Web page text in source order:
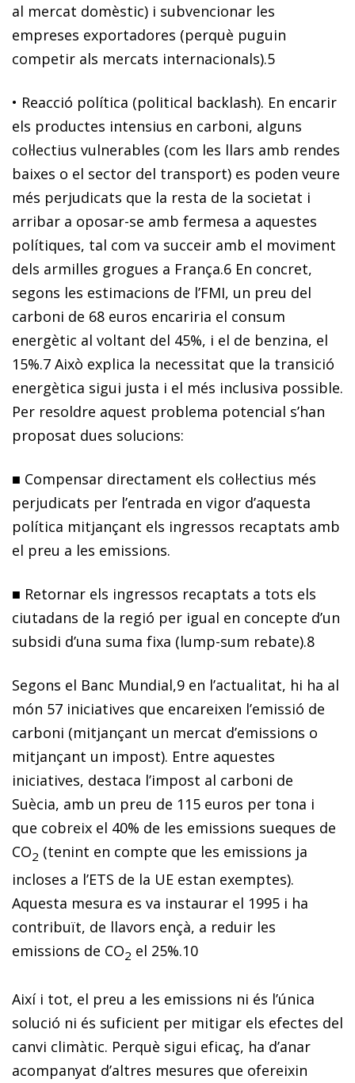
al mercat domèstic) i subvencionar les
empreses exportadores (perquè puguin
competir als mercats internacionals).5
• Reacció política (political backlash). En encarir
els productes intensius en carboni, alguns
col·lectius vulnerables (com les llars amb rendes
baixes o el sector del transport) es poden veure
més perjudicats que la resta de la societat i
arribar a oposar-se amb fermesa a aquestes
polítiques, tal com va succeir amb el moviment
dels armilles grogues a França.6 En concret,
segons les estimacions de l’FMI, un preu del
carboni de 68 euros encariria el consum
energètic al voltant del 45%, i el de benzina, el
15%.7 Això explica la necessitat que la transició
energètica sigui justa i el més inclusiva possible.
Per resoldre aquest problema potencial s’han
proposat dues solucions:
■ Compensar directament els col·lectius més
perjudicats per l’entrada en vigor d’aquesta
política mitjançant els ingressos recaptats amb
el preu a les emissions.
■ Retornar els ingressos recaptats a tots els
ciutadans de la regió per igual en concepte d’un
subsidi d’una suma fixa (lump-sum rebate).8
Segons el Banc Mundial,9 en l’actualitat, hi ha al
món 57 iniciatives que encareixen l’emissió de
carboni (mitjançant un mercat d’emissions o
mitjançant un impost). Entre aquestes
iniciatives, destaca l’impost al carboni de
Suècia, amb un preu de 115 euros per tona i
que cobreix el 40% de les emissions sueques de
CO2 (tenint en compte que les emissions ja
incloses a l’ETS de la UE estan exemptes).
Aquesta mesura es va instaurar el 1995 i ha
contribuït, de llavors ençà, a reduir les
emissions de CO2 el 25%.10
Així i tot, el preu a les emissions ni és l’única
solució ni és suficient per mitigar els efectes del
canvi climàtic. Perquè sigui eficaç, ha d’anar
acompanyat d’altres mesures que ofereixin